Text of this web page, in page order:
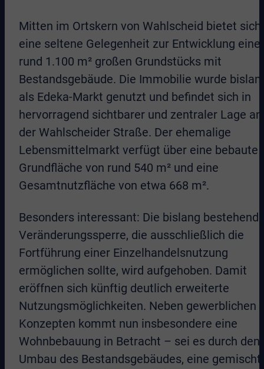
Mitten im Ortskern von Wahlscheid bietet sich
eine seltene Gelegenheit zur Entwicklung
rund 1.100 m² großen Grundstücks mit
Bestandsgebäude. Die Immobilie wurde
als Edeka-Markt genutzt und befindet sich in
hervorragend sichtbarer und zentraler Lage an
der Wahlscheider Straße. Der ehemalige
Lebensmittelmarkt verfügt über eine bebaute
Grundfläche von rund 540 m² und eine
Gesamtnutzfläche von etwa 668 m².
Besonders interessant: Die bislang
Veränderungssperre, die ausschließlich die
Fortführung einer Einzelhandelsnutzung
ermöglichen sollte, wird aufgehoben. Damit
eröffnen sich künftig deutlich erweiterte
Nutzungsmöglichkeiten. Neben gewerblichen
Konzepten kommt nun insbesondere eine
Wohnbebauung in Betracht – sei es durch den
Umbau des Bestandsgebäudes, eine